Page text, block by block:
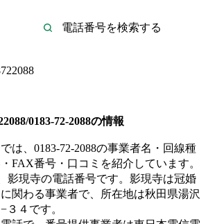
0183-72-2088の情報
は、 0183-72-2088の事業者名・回線種
FAX番号・口コミを紹介しています。
影現寺の電話番号です。 影現寺は冠婚
に関わる事業者で、所在地は秋田県湯沢
３４ です。